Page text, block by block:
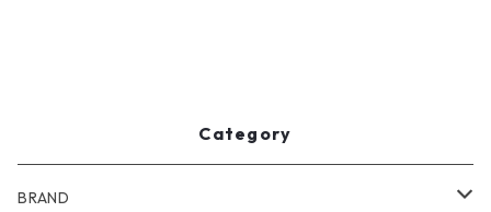
Category
BRAND